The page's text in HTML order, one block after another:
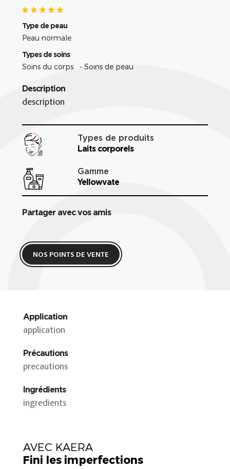
Type de peau
Peau normale
Types de soins
Soins du corps - Soins de peau
Description
description
Types de produits
Laits corporels
Gamme
Yellowvate
Partager avec vos amis
NOS POINTS DE VENTE
Application
application
Précautions
precautions
Ingrédients
ingredients
AVEC KAERA
Fini les imperfections